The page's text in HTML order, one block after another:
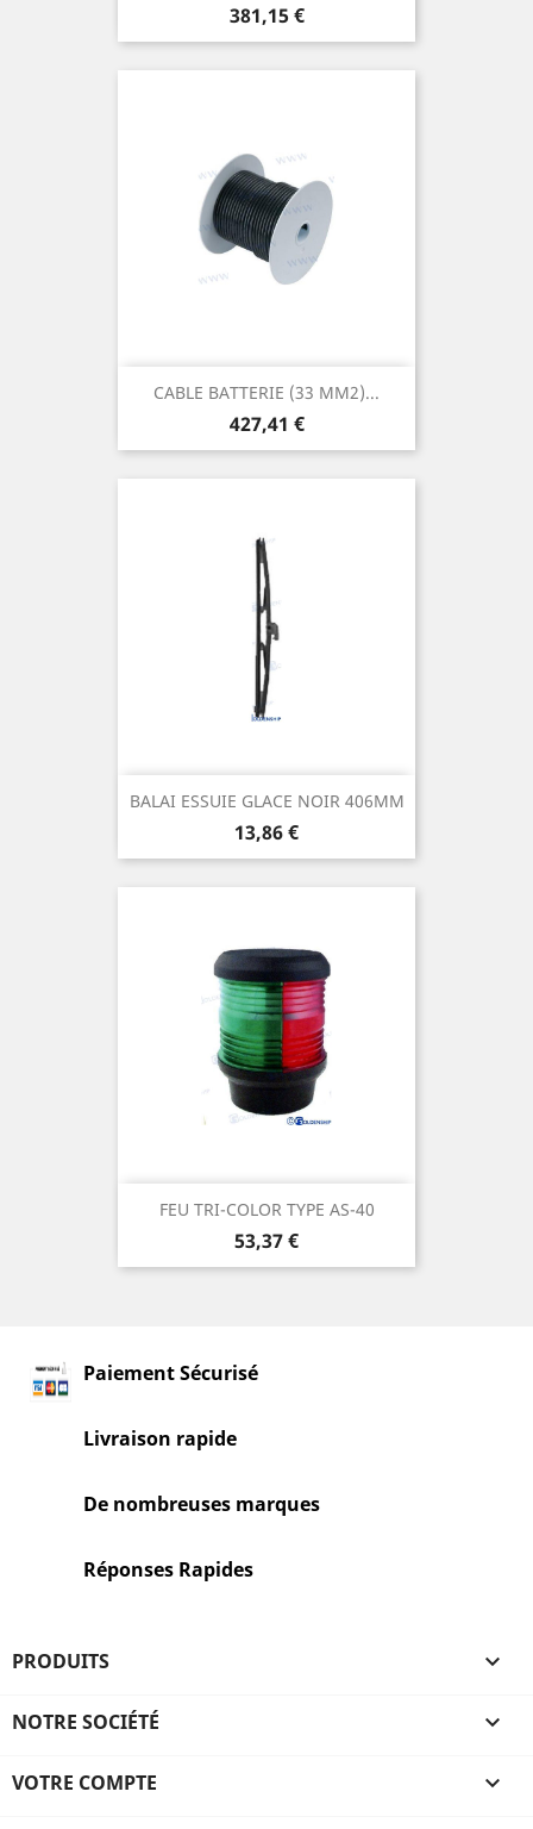
Prix
381,15 €
CABLE BATTERIE (33 MM2)...
Prix
427,41 €
BALAI ESSUIE GLACE NOIR 406MM
Prix
13,86 €
FEU TRI-COLOR TYPE AS-40
Prix
53,37 €
Paiement Sécurisé
Livraison rapide
De nombreuses marques
Réponses Rapides
PRODUITS 
NOTRE SOCIÉTÉ 
VOTRE COMPTE 